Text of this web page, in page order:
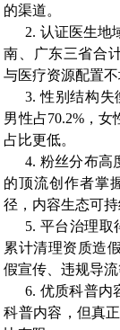
的渠道。
2. 认证医生地
南、广东三省合
与医疗资源配置不
3. 性别结构失
男性占70.2%，女
占比更低。
4. 粉丝分布高
的顶流创作者掌
径，内容生态可持
5. 平台治理取
累计清理资质造
假宣传、违规导流
6. 优质科普内
科普内容，但真